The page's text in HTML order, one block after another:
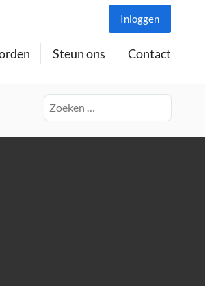
Inloggen
Steun ons Contact
Zoeken
naar: